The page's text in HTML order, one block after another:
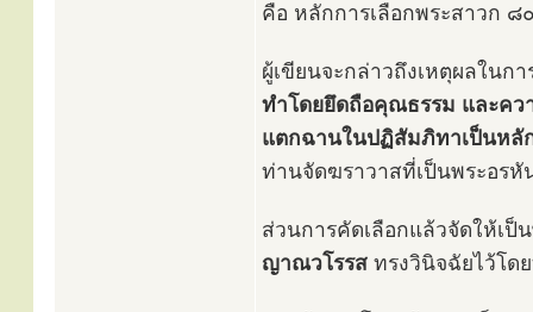
คือ หลักการเลือกพระสาวก
ผู้เขียนจะกล่าวถึงเหตุผลในก
ทำโดยยึดถือคุณธรรม และค
แตกฉานในปฏิสัมภิทาเป็นหลั
ท่านจัดฆราวาสที่เป็นพระอร
ส่วนการคัดเลือกแล้วจัดให้เ
ญาณวโรรส ทรงวินิจฉัยไว้โด